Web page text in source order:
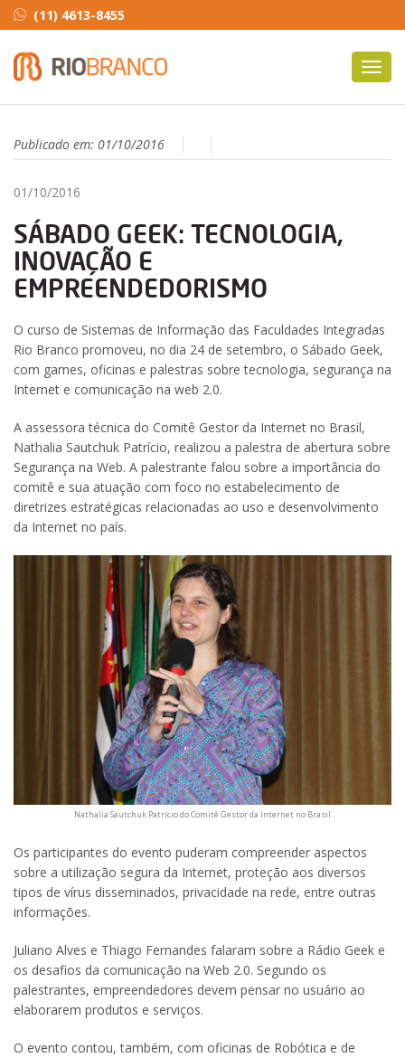
(11) 4613-8455
Publicado em: 01/10/2016
01/10/2016
SÁBADO GEEK: TECNOLOGIA,
INOVAÇÃO E
EMPREENDEDORISMO
O curso de Sistemas de Informação das Faculdades Integradas
Rio Branco promoveu, no dia 24 de setembro, o Sábado Geek,
com games, oficinas e palestras sobre tecnologia, segurança na
Internet e comunicação na web 2.0.
A assessora técnica do Comitê Gestor da Internet no Brasil,
Nathalia Sautchuk Patrício, realizou a palestra de abertura sobre
Segurança na Web. A palestrante falou sobre a importância do
comitê e sua atuação com foco no estabelecimento de
diretrizes estratégicas relacionadas ao uso e desenvolvimento
da Internet no país.
Nathalia Sautchuk Patrício do Comitê Gestor da Internet no Brasil
Os participantes do evento puderam compreender aspectos
sobre a utilização segura da Internet, proteção aos diversos
tipos de vírus disseminados, privacidade na rede, entre outras
informações.
Juliano Alves e Thiago Fernandes falaram sobre a Rádio Geek e
os desafios da comunicação na Web 2.0. Segundo os
palestrantes, empreendedores devem pensar no usuário ao
elaborarem produtos e serviços.
O evento contou, também, com oficinas de Robótica e de